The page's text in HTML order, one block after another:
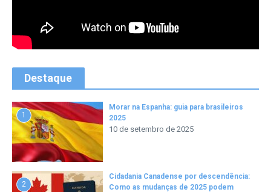
Destaque
1
Morar na Espanha: guia para brasileiros
2025
10 de setembro de 2025
2
Cidadania Canadense por descendência:
Como as mudanças de 2025 podem